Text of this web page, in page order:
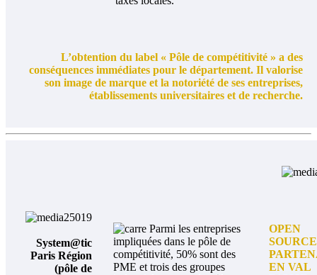
L’obtention du label « Pôle de compétitivité » a des
conséquences immédiates pour le département. Il valorise
son image de marque et la notoriété de ses entreprises,
établissements universitaires et de recherche.
System@tic
Paris Région
(pôle de
Parmi les entreprises
impliquées dans le pôle de
compétitivité, 50% sont des
PME et trois des groupes
OPEN
EN VAL